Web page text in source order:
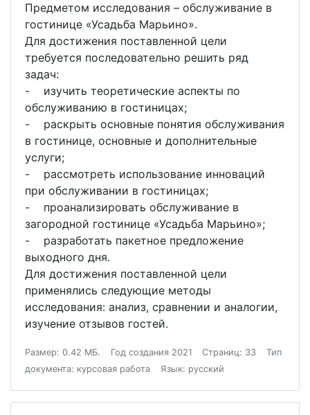
Предметом исследования – обслуживание в
гостинице «Усадьба Марьино».
Для достижения поставленной цели
требуется последовательно решить ряд
задач:
- изучить теоретические аспекты по
обслуживанию в гостиницах;
- раскрыть основные понятия обслуживания
в гостинице, основные и дополнительные
услуги;
- рассмотреть использование инноваций
при обслуживании в гостиницах;
- проанализировать обслуживание в
загородной гостинице «Усадьба Марьино»;
- разработать пакетное предложение
выходного дня.
Для достижения поставленной цели
применялись следующие методы
исследования: анализ, сравнении и аналогии,
изучение отзывов гостей.
Размер: 0.42 МБ. Год создания 2021 Страниц: 33
Тип
документа: курсовая работа
Язык: русский